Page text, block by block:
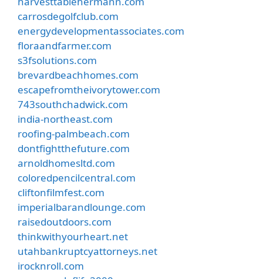
carrosdegolfclub.com
energydevelopmentassociates.com
floraandfarmer.com
s3fsolutions.com
brevardbeachhomes.com
escapefromtheivorytower.com
743southchadwick.com
india-northeast.com
roofing-palmbeach.com
dontfightthefuture.com
arnoldhomesltd.com
coloredpencilcentral.com
cliftonfilmfest.com
imperialbarandlounge.com
raisedoutdoors.com
thinkwithyourheart.net
utahbankruptcyattorneys.net
irocknroll.com